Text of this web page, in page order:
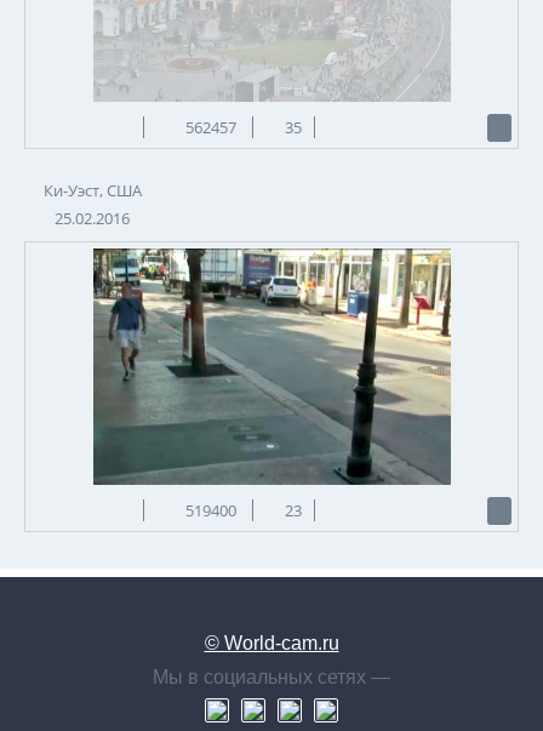
562457 35
Ки-Уэст, США
25.02.2016
519400 23
© World-cam.ru
Мы в социальных сетях —